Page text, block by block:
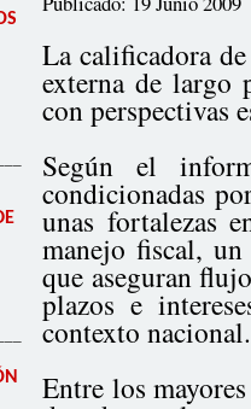
La calificadora
externa de largo
con perspectivas
Según el
condicionadas
unas fortalezas
manejo fiscal,
que aseguran
plazos e
contexto nacional.
Entre los